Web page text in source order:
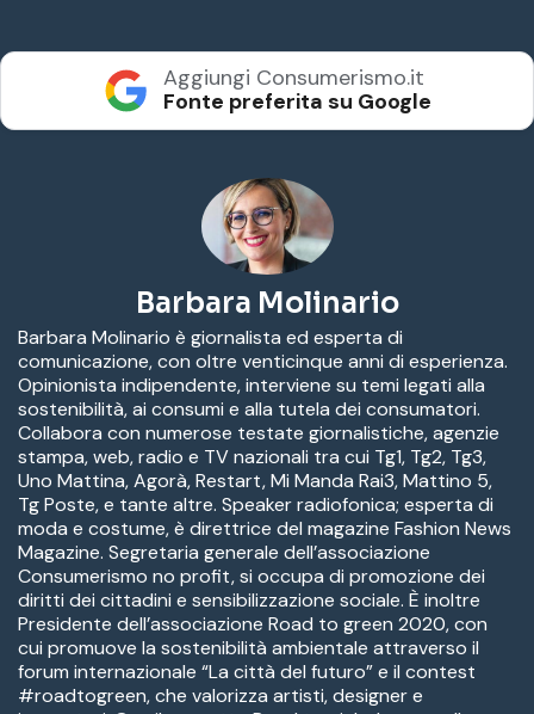
Aggiungi Consumerismo.it
Fonte preferita su Google
Barbara Molinario
Barbara Molinario è giornalista ed esperta di
comunicazione, con oltre venticinque anni di esperienza.
Opinionista indipendente, interviene su temi legati alla
sostenibilità, ai consumi e alla tutela dei consumatori.
Collabora con numerose testate giornalistiche, agenzie
stampa, web, radio e TV nazionali tra cui Tg1, Tg2, Tg3,
Uno Mattina, Agorà, Restart, Mi Manda Rai3, Mattino 5,
Tg Poste, e tante altre. Speaker radiofonica; esperta di
moda e costume, è direttrice del magazine Fashion News
Magazine. Segretaria generale dell’associazione
Consumerismo no profit, si occupa di promozione dei
diritti dei cittadini e sensibilizzazione sociale. È inoltre
Presidente dell’associazione Road to green 2020, con
cui promuove la sostenibilità ambientale attraverso il
forum internazionale “La città del futuro” e il contest
#roadtogreen, che valorizza artisti, designer e